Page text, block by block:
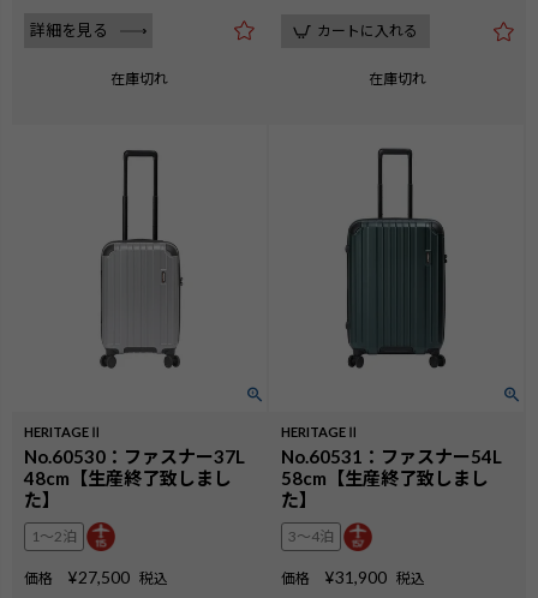
詳細を見る
在庫切れ
カートに入れる
在庫切れ
HERITAGEⅡ
No.60530：ファスナー37L
48cm【生産終了致しまし
た】
1〜2泊
価格 ¥27,500 税込
HERITAGEⅡ
No.60531：ファスナー54L
58cm【生産終了致しまし
た】
3〜4泊
価格 ¥31,900 税込